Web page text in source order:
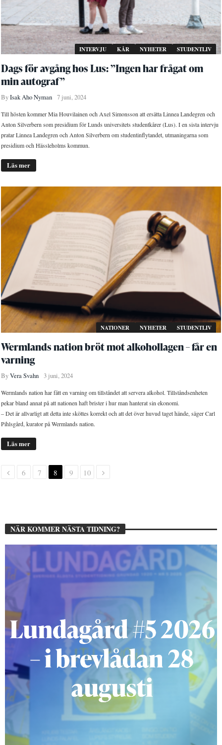
INTERVJU KÅR NYHETER STUDENTLIV
Dags för avgång hos Lus: ”Ingen har frågat om
min autograf”
ByIsak Aho Nyman 7 juni, 2024
Till hösten kommer Mia Houvilainen och Axel Simonsson att ersätta Linnea Landegren och
Anton Silverbern som presidium för Lunds universitets studentkårer (Lus). I en sista intervju
pratar Linnea Landegren och Anton Silverbern om studentinflytandet, utmaningarna som
presidium och Hässleholms kommun.
Läs mer
NATIONER NYHETER STUDENTLIV
Wermlands nation bröt mot alkohollagen – får en
varning
ByVera Svahn 3 juni, 2024
Wermlands nation har fått en varning om tillståndet att servera alkohol. Tillståndsenheten
pekar bland annat på att nationen haft brister i hur man hanterat sin ekonomi.
– Det är allvarligt att detta inte sköttes korrekt och att det över huvud taget hände, säger Carl
Pihlsgård, kurator på Wermlands nation.
Läs mer
6 7 8 9 10
NÄR KOMMER NÄSTA TIDNING?